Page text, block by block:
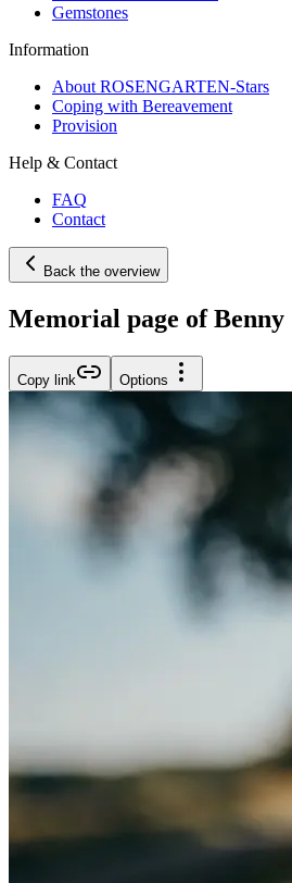
Gemstones
Information
About ROSENGARTEN-Stars
Coping with Bereavement
Provision
Help & Contact
FAQ
Contact
Back the overview
Memorial page of Benny
Copy link Options